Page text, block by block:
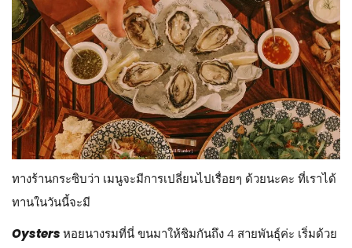
ทางร้านกระซิบว่า เมนูจะมีการเปลี่ยนไปเรื่อยๆ ด้วยนะคะ ที่เราได้
ทานในวันนี้จะมี
Oystersหอยนางรมที่นี่ ขนมาให้ชิมกันถึง 4 สายพันธุ์ค่ะ เริ่มด้วย